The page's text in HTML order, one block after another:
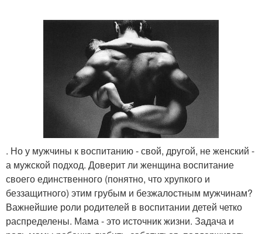
. Но у мужчины к воспитанию - свой, другой, не женский -
а мужской подход. Доверит ли женщина воспитание
своего единственного (понятно, что хрупкого и
беззащитного) этим грубым и безжалостным мужчинам?
Важнейшие роли родителей в воспитании детей четко
распределены. Мама - это источник жизни. Задача и